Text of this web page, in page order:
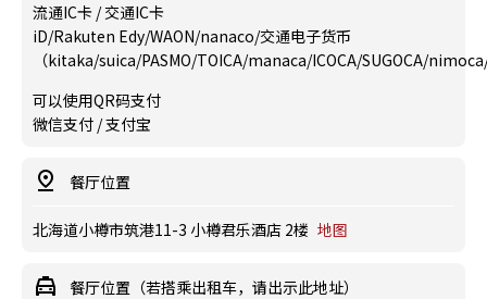
流通IC卡 / 交通IC卡
iD/Rakuten Edy/WAON/nanaco/交通电子货币
（kitaka/suica/PASMO/TOICA/manaca/ICOCA/SUGOCA/
可以使用QR码支付
微信支付 / 支付宝
餐厅位置
北海道小樽市筑港11-3 小樽君乐酒店 2楼 地图
餐厅位置（若搭乘出租车，请出示此地址）